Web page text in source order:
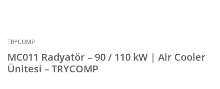
TRYCOMP
MC011 Radyatör – 90 / 110 kW | Air Cooler
Ünitesi – TRYCOMP